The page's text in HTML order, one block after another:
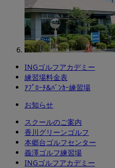
INGゴルフアカデミー
練習場料金表
ｱﾌﾟﾛｰﾁ&ﾊﾞﾝｶｰ練習場
お知らせ
スクールのご案内
香川グリーンゴルフ
本郷台ゴルフセンター
義澤ゴルフ練習場
INGゴルフアカデミー